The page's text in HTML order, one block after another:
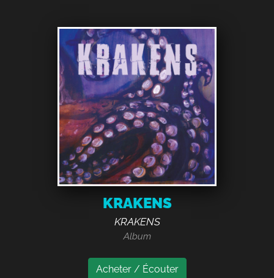
KRAKENS
KRAKENS
Album
Acheter / Écouter